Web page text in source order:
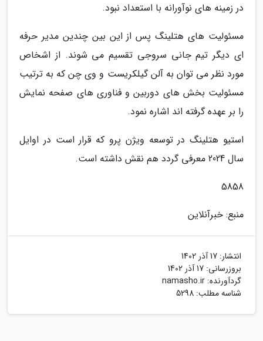
در زمینه های نوآورانه با استعداد نبود.
مسئولیت های هتلینگ پس از این بین چندین مدیر حرفه
ای دیگر تیم جانی سروجی تقسیم می شوند. از اشخاص
مورد نظر می توان به آلن گیلکریست و وی چن که به ترتیب
مسئولیت بخش های دوربین و فناوری های صفحه نمایش
را بر عهده گرفته اند اشاره نمود.
استیو هتلینگ در توسعه ویژن پرو که قرار است در اوایل
سال 2024 معرفی گردد هم نقش داشته است.
5858
منبع: خبرآنلاین
انتشار: 17 آذر 1402
بروزرسانی: 17 آذر 1402
گردآورنده: namasho.ir
شناسه مطلب: 5298